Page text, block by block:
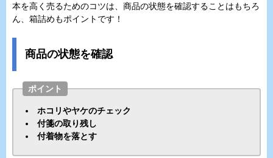
本を高く売るためのコツは、商品の状態を確認することはもちろ
ん、箱詰めもポイントです！
商品の状態を確認
ポイント
ホコリやヤケのチェック
付箋の取り残し
付着物を落とす